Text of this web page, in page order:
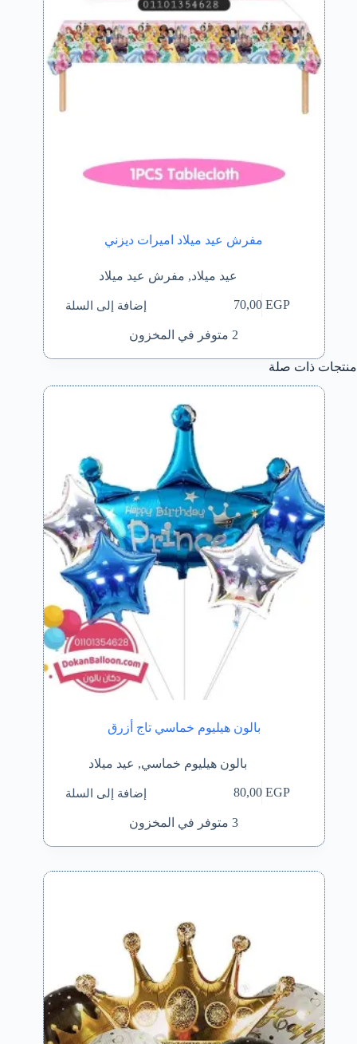
مفرش عيد ميلاد اميرات ديزني
عيد ميلاد, مفرش عيد ميلاد
70,00EGP إضافة إلى السلة
2 متوفر في المخزون
منتجات ذات صلة
بالون هيليوم خماسي تاج أزرق
بالون هيليوم خماسي, عيد ميلاد
80,00EGP إضافة إلى السلة
3 متوفر في المخزون